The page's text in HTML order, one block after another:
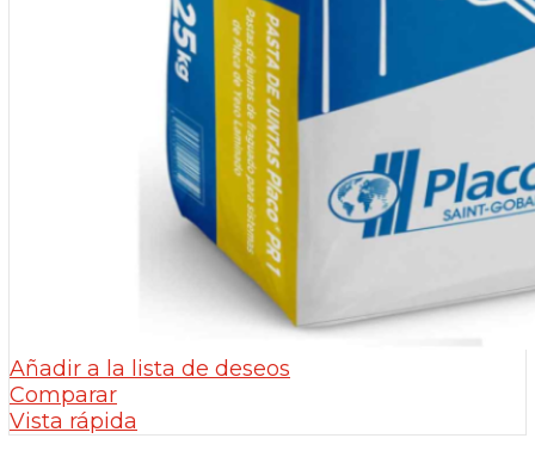
Añadir a la lista de deseos
Comparar
Vista rápida